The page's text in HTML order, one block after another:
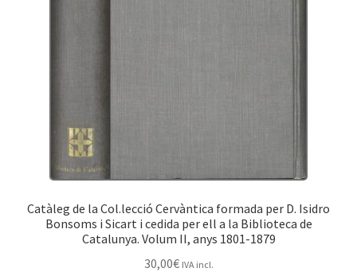
Catàleg de la Col.lecció Cervàntica formada per D. Isidro
Bonsoms i Sicart i cedida per ell a la Biblioteca de
Catalunya. Volum II, anys 1801-1879
30,00€ IVA incl.